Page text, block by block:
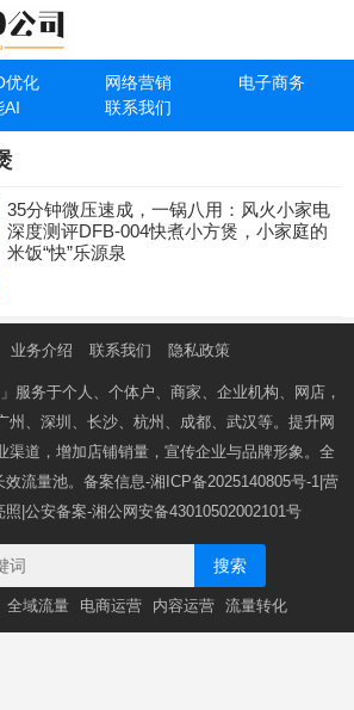
优化 网络营销
电子商务
AI 联系我们
35分钟微压速成，一锅八用：风火小家电
深度测评DFB-004快煮小方煲，小家庭的
米饭“快”乐源泉
业务介绍 联系我们 隐私政策
服务于个人、个体户、商家、企业机构、网店，
州、深圳、长沙、杭州、成都、武汉等。提升网
渠道，增加店铺销量，宣传企业与品牌形象。全
流量池。备案信息-湘ICP备2025140805号-1 |营
照 |公安备案-湘公网安备43010502002101号
搜索
全域流量 电商运营 内容运营 流量转化